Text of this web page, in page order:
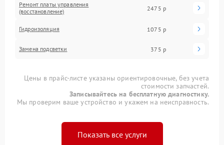
Ремонт платы управления
(восстановление)
2475 р
Гидроизоляция 1075 р
Замена подсветки 375 р
Цены в прайс-листе указаны ориентировочные, без учета
стоимости запчастей.
Записывайтесь на бесплатную диагностику.
Мы проверим ваше устройство и укажем на неисправность.
Показать все услуги